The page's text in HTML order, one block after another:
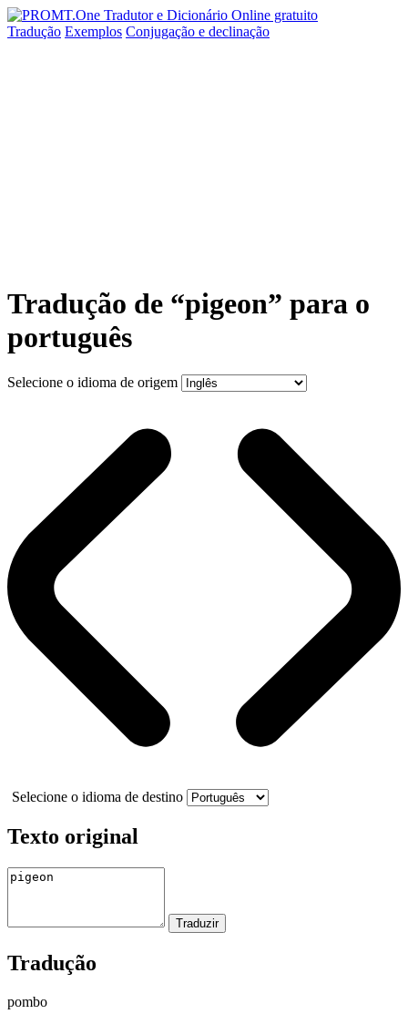
Tradução Exemplos Conjugação e declinação
Tradução de “pigeon” para o
português
Selecione o idioma de origem
Selecione o idioma de destino
Texto original
Tradução
pombo